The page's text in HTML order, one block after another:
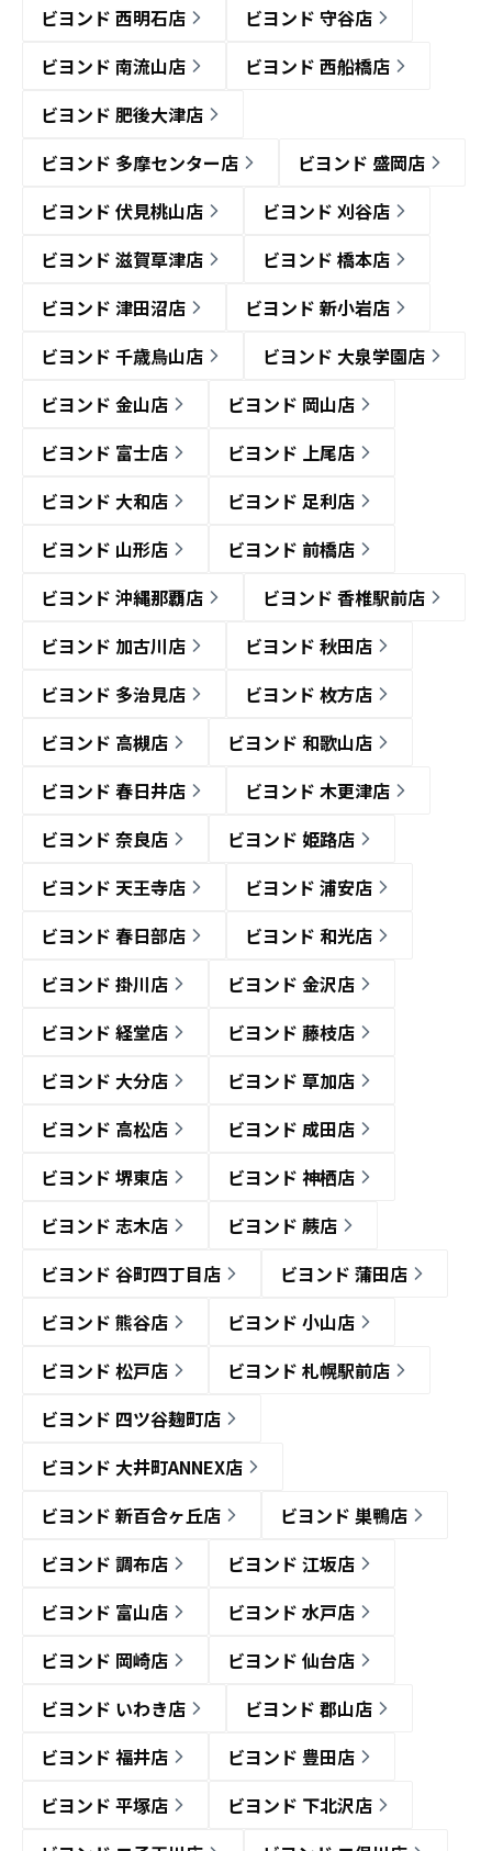
ビヨンド 西明石店
ビヨンド 守谷店
ビヨンド 南流山店
ビヨンド 西船橋店
ビヨンド 肥後大津店
ビヨンド 多摩センター店
ビヨンド 盛岡店
ビヨンド 伏見桃山店
ビヨンド 刈谷店
ビヨンド 滋賀草津店
ビヨンド 橋本店
ビヨンド 津田沼店
ビヨンド 新小岩店
ビヨンド 千歳烏山店
ビヨンド 大泉学園店
ビヨンド 金山店
ビヨンド 岡山店
ビヨンド 富士店
ビヨンド 上尾店
ビヨンド 大和店
ビヨンド 足利店
ビヨンド 山形店
ビヨンド 前橋店
ビヨンド 沖縄那覇店
ビヨンド 香椎駅前店
ビヨンド 加古川店
ビヨンド 秋田店
ビヨンド 多治見店
ビヨンド 枚方店
ビヨンド 高槻店
ビヨンド 和歌山店
ビヨンド 春日井店
ビヨンド 木更津店
ビヨンド 奈良店
ビヨンド 姫路店
ビヨンド 天王寺店
ビヨンド 浦安店
ビヨンド 春日部店
ビヨンド 和光店
ビヨンド 掛川店
ビヨンド 金沢店
ビヨンド 経堂店
ビヨンド 藤枝店
ビヨンド 大分店
ビヨンド 草加店
ビヨンド 高松店
ビヨンド 成田店
ビヨンド 堺東店
ビヨンド 神栖店
ビヨンド 志木店
ビヨンド 蕨店
ビヨンド 谷町四丁目店
ビヨンド 蒲田店
ビヨンド 熊谷店
ビヨンド 小山店
ビヨンド 松戸店
ビヨンド 札幌駅前店
ビヨンド 四ツ谷麹町店
ビヨンド 大井町ANNEX店
ビヨンド 新百合ヶ丘店
ビヨンド 巣鴨店
ビヨンド 調布店
ビヨンド 江坂店
ビヨンド 富山店
ビヨンド 水戸店
ビヨンド 岡崎店
ビヨンド 仙台店
ビヨンド いわき店
ビヨンド 郡山店
ビヨンド 福井店
ビヨンド 豊田店
ビヨンド 平塚店
ビヨンド 下北沢店